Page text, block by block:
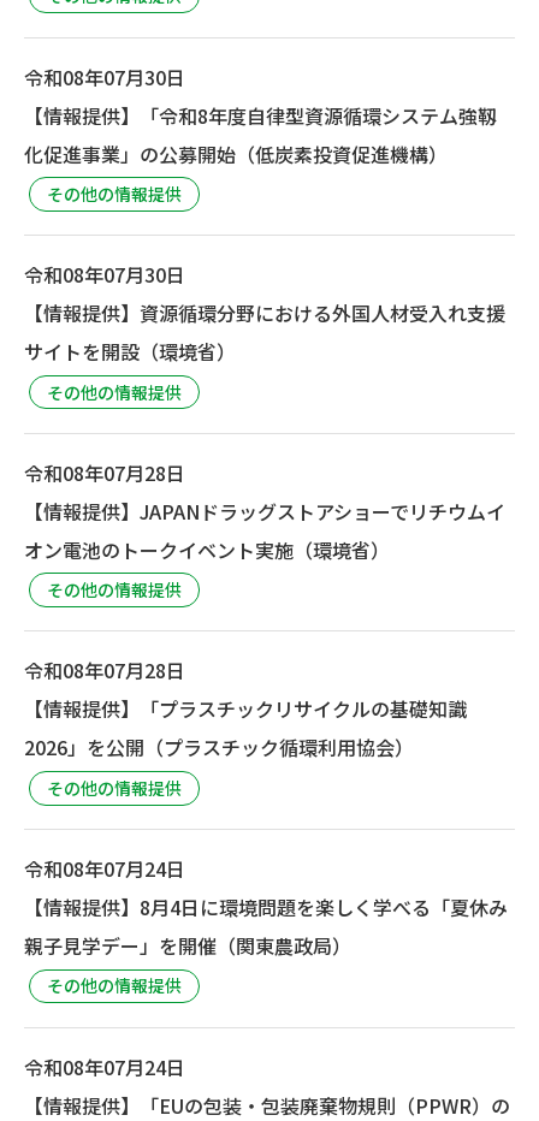
令和08年07月30日
【情報提供】「令和8年度自律型資源循環システム強靱
化促進事業」の公募開始（低炭素投資促進機構）
その他の情報提供
令和08年07月30日
【情報提供】資源循環分野における外国人材受入れ支援
サイトを開設（環境省）
その他の情報提供
令和08年07月28日
【情報提供】JAPANドラッグストアショーでリチウムイ
オン電池のトークイベント実施（環境省）
その他の情報提供
令和08年07月28日
【情報提供】「プラスチックリサイクルの基礎知識
2026」を公開（プラスチック循環利用協会）
その他の情報提供
令和08年07月24日
【情報提供】8月4日に環境問題を楽しく学べる「夏休み
親子見学デー」を開催（関東農政局）
その他の情報提供
令和08年07月24日
【情報提供】「EUの包装・包装廃棄物規則（PPWR）の